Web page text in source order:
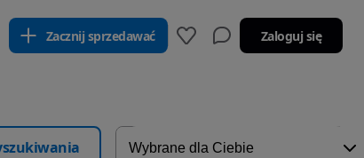
Zacznij sprzedawać Zaloguj się